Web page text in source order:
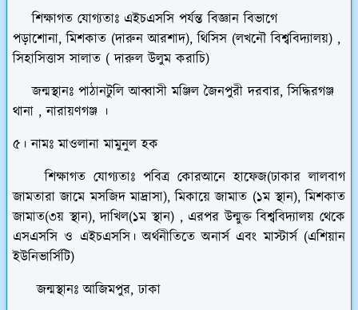
শিক্ষাগত যোগ্যতাঃ এইচএসসি পর্যন্ত বিজ্ঞান বিভাগে
পড়াশোনা, মিশকাত (দারুন আরশাদ), থিসিস (লখনৌ বিশ্ববিদ্যালয়) ,
সিহাসিত্তাস সালাত ( দারুল উলুম করাচি)
জন্মস্থানঃ পাঠানটুলি আব্বাসী মঞ্জিল জৈনপুরী দরবার, সিদ্ধিরগঞ্জ
থানা , নারায়ণগঞ্জ ।
৫। নামঃ মাওলানা মামুনুল হক
শিক্ষাগত যোগ্যতাঃ পবিত্র কোরআনে হাফেজ(ঢাকার লালবাগ
জামতারা জামে মসজিদ মাদ্রাসা), মিকায়ে জামাত (১ম স্থান), মিশকাত
জামাত(৩য় স্থান), দাখিল(১ম স্থান) , এরপর উন্মুক্ত বিশ্ববিদ্যালয় থেকে
এসএসসি ও এইচএসসি। অর্থনীতিতে অনার্স এবং মাস্টার্স (এশিয়ান
ইউনিভার্সিটি)
জন্মস্থানঃ আজিমপুর, ঢাকা